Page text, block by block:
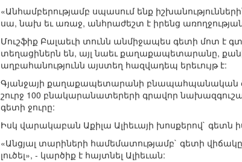
«Անհամբերությամբ սպասում ենք
սա, նախ եւ առաջ, անհրաժեշտ է իրենց
Մուշֆիք Բալաեւի տունն անմիջապես գետի մոտ է
տեղացիներն են, այլ նաեւ քաղաքապետարանը,
աղբահանությունն այստեղ հազվադեպ երեւույթ է:
Գյանջայի քաղաքապետարանի բնապահպանական
շուրջ 100 բնակարանատերերի գրավոր
գետի ջուրը:
Իսկ վարակաբան Աքիլա Ալիեւայի խոսքերով` գետն
«Անցյալ տարիների համեմատությամբ` գետի
լուծել», - կարծիք է հայտնել Ալիեւան: